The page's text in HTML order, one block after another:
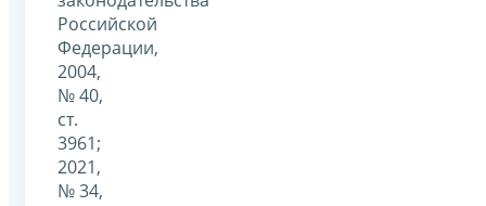
Российской
Федерации,
2004,
№ 40,
ст.
3961;
2021,
№ 34,